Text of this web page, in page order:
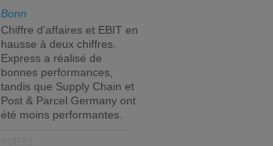
Bonn
Chiffre d'affaires et EBIT en
hausse à deux chiffres.
Express a réalisé de
bonnes performances,
tandis que Supply Chain et
Post & Parcel Germany ont
été moins performantes.